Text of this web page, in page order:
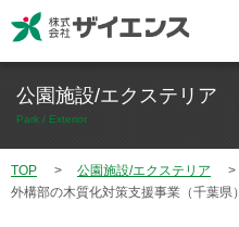
公園施設/エクステリア
Park / Exterior
TOP 公園施設/エクステリア
外構部の木質化対策支援事業（千葉県）